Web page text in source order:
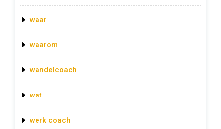
waar
waarom
wandelcoach
wat
werk coach